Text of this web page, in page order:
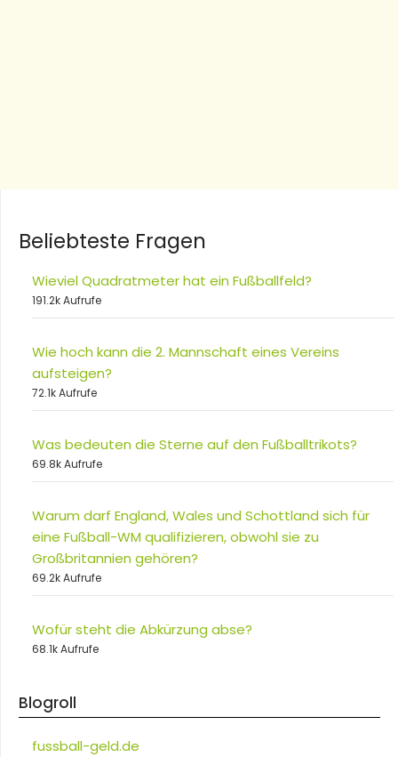
Beliebteste Fragen
Wieviel Quadratmeter hat ein Fußballfeld?
191.2k Aufrufe
Wie hoch kann die 2. Mannschaft eines Vereins
aufsteigen?
72.1k Aufrufe
Was bedeuten die Sterne auf den Fußballtrikots?
69.8k Aufrufe
Warum darf England, Wales und Schottland sich für
eine Fußball-WM qualifizieren, obwohl sie zu
Großbritannien gehören?
69.2k Aufrufe
Wofür steht die Abkürzung abse?
68.1k Aufrufe
Blogroll
fussball-geld.de